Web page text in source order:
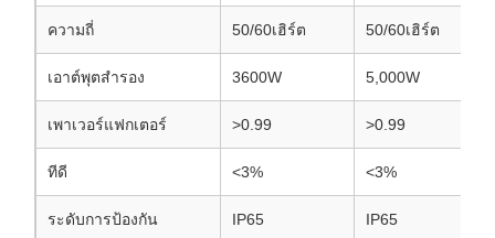
ความถี่ 50/60เฮิร์ต 50/60เฮิร์ต
เอาต์พุตสำรอง 3600W 5,000W
เพาเวอร์แฟกเตอร์ >0.99 >0.99
ทีดี <3% <3%
ระดับการป้องกัน IP65 IP65